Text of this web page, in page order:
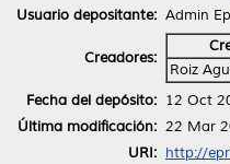
Usuario depositante: Admin
Creadores:
Roiz
Fecha del depósito: 12 Oct
Última modificación: 22 Mar
URI: http://